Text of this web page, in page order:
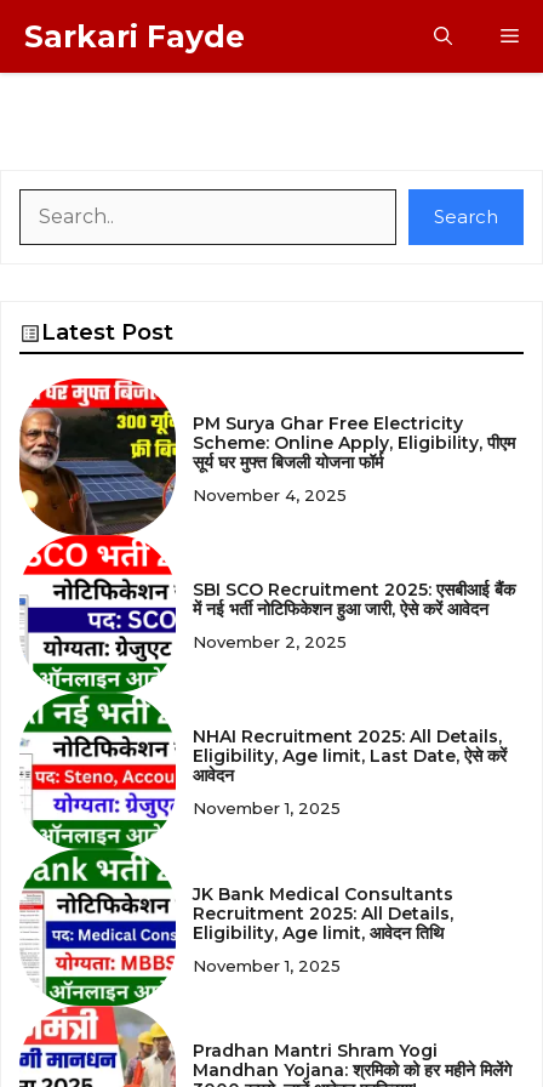
content
Sarkari Fayde
Search
Latest Post
PM Surya Ghar Free Electricity
Scheme: Online Apply, Eligibility, पीएम
सूर्य घर मुफ्त बिजली योजना फॉर्म
November 4, 2025
SBI SCO Recruitment 2025: एसबीआई बैंक
में नई भर्ती नोटिफिकेशन हुआ जारी, ऐसे करें आवेदन
November 2, 2025
NHAI Recruitment 2025: All Details,
Eligibility, Age limit, Last Date, ऐसे करें
आवेदन
November 1, 2025
JK Bank Medical Consultants
Recruitment 2025: All Details,
Eligibility, Age limit, आवेदन तिथि
November 1, 2025
Pradhan Mantri Shram Yogi
Mandhan Yojana: श्रमिको को हर महीने मिलेंगे